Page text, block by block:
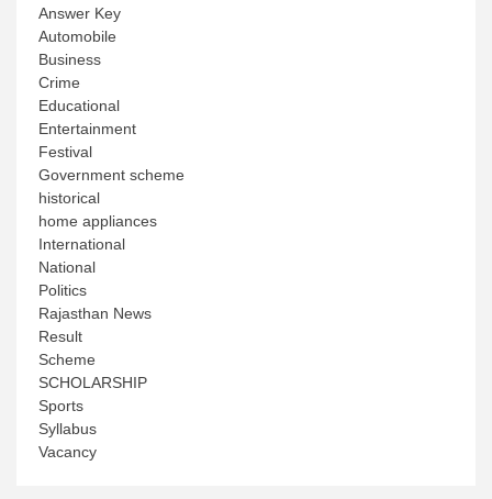
Answer Key
Automobile
Business
Crime
Educational
Entertainment
Festival
Government scheme
historical
home appliances
International
National
Politics
Rajasthan News
Result
Scheme
SCHOLARSHIP
Sports
Syllabus
Vacancy